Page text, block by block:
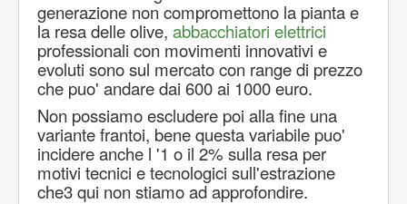
generazione non compromettono la pianta e
la resa delle olive, abbacchiatori elettrici
professionali con movimenti innovativi e
evoluti sono sul mercato con range di prezzo
che puo' andare dai 600 ai 1000 euro.
Non possiamo escludere poi alla fine una
variante frantoi, bene questa variabile puo'
incidere anche l '1 o il 2% sulla resa per
motivi tecnici e tecnologici sull'estrazione
che3 qui non stiamo ad approfondire.